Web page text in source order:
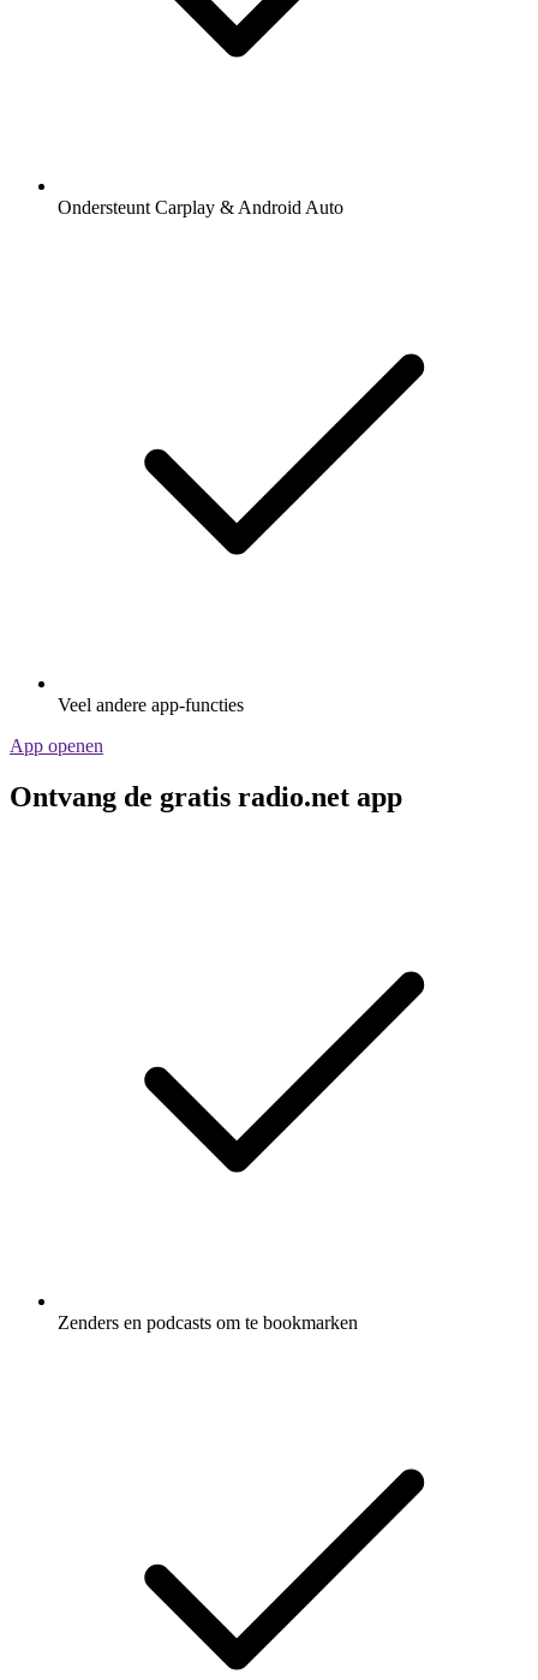
Ondersteunt Carplay & Android Auto
Veel andere app-functies
App openen
Ontvang de gratis radio.net app
Zenders en podcasts om te bookmarken